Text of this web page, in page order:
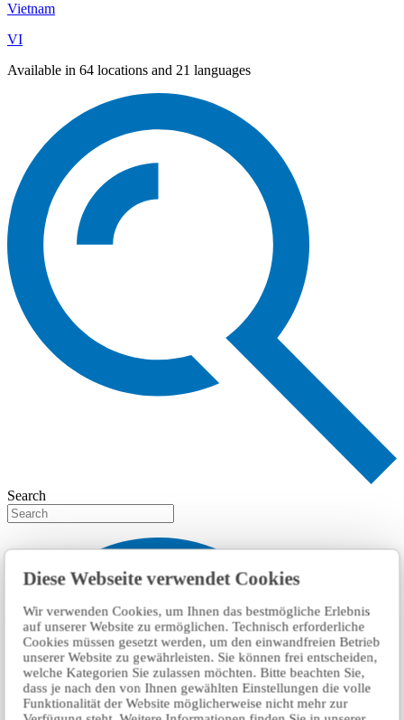
Diese Webseite verwendet Cookies
Wir verwenden Cookies, um Ihnen das bestmögliche Erlebnis
auf unserer Website zu ermöglichen. Technisch erforderliche
Cookies müssen gesetzt werden, um den einwandfreien Betrieb
unserer Website zu gewährleisten. Sie können frei entscheiden,
welche Kategorien Sie zulassen möchten. Bitte beachten Sie,
dass je nach den von Ihnen gewählten Einstellungen die volle
Funktionalität der Website möglicherweise nicht mehr zur
Vietnam
VI
Available in 64 locations and 21 languages
Search